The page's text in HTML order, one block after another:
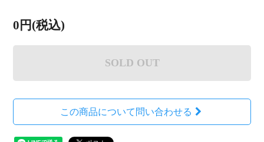
0円(税込)
SOLD OUT
この商品について問い合わせる